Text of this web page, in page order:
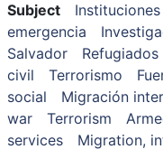
Subject
emergencia
Salvador
Refugiados
civil
Terrorismo
social
Migración
war
Terrorism
services
Migration,